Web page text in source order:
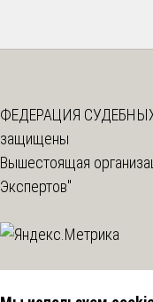
ФЕДЕРАЦИЯ
защищены
Вышестоящая
Экспертов"